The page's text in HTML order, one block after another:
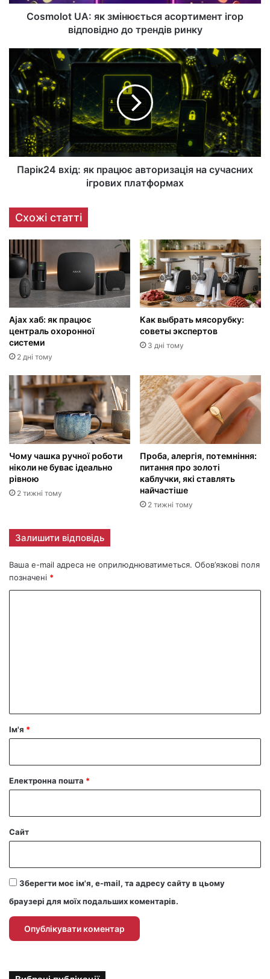
Cosmolot UA: як змінюється асортимент ігор
відповідно до трендів ринку
Парік24 вхід: як працює авторизація на сучасних
ігрових платформах
Схожі статті
Ajax хаб: як працює
централь охоронної
системи
2 дні тому
Как выбрать мясорубку:
советы экспертов
3 дні тому
Чому чашка ручної роботи
ніколи не буває ідеально
рівною
2 тижні тому
Проба, алергія, потемніння:
питання про золоті
каблучки, які ставлять
найчастіше
2 тижні тому
Залишити відповідь
Ваша e-mail адреса не оприлюднюватиметься. Обов’язкові поля
позначені *
рІм'я *
Електронна пошта *
Сайт
Зберегти моє ім'я, e-mail, та адресу сайту в цьому
браузері для моїх подальших коментарів.